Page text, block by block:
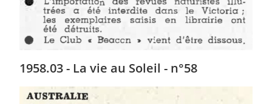
1958.03 - La vie au Soleil - n°58